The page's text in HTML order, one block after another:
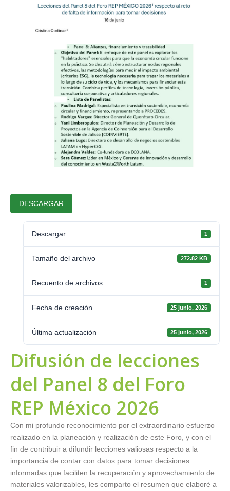
DESCARGAR
Descargar 1
Tamaño del archivo 272.82 KB
Recuento de archivos 1
Fecha de creación 25 junio, 2026
Última actualización 25 junio, 2026
Difusión de lecciones
del Panel 8 del Foro
REP México 2026
Con mi profundo reconocimiento por el extraordinario esfuerzo
realizado en la planeación y realización de este Foro, y con el
fin de contribuir a difundir lecciones valiosas respecto a la
importancia de contar con datos para tomar decisiones
informadas que faciliten la recuperación y aprovechamiento de
materiales valorizables, les comparto el resumen que elaboré a